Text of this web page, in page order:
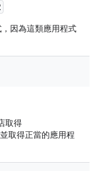
因為這類應用程式
取得
取得正當的應用程